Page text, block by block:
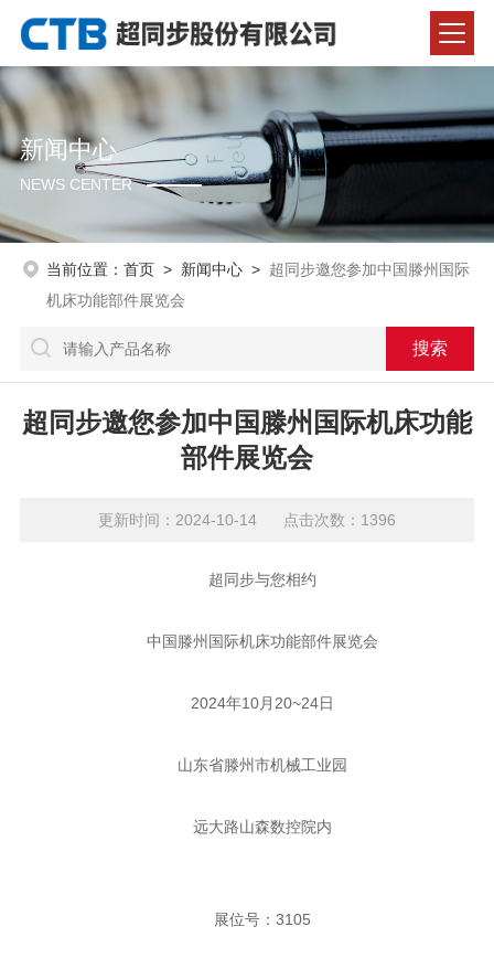
新闻中心
NEWS CENTER
当前位置： 首页> 新闻中心> 超同步邀您参加中国滕州国际
机床功能部件展览会
超同步邀您参加中国滕州国际机床功能
部件展览会
更新时间：2024-10-14 点击次数：1396
超同步与您相约
中国滕州国际机床功能部件展览会
2024年10月20~24日
山东省滕州市机械工业园
远大路山森数控院内
展位号：3105